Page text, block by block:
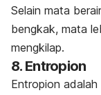
Selain mata
bengkak, mata
mengkilap.
8. Entropion
Entropion